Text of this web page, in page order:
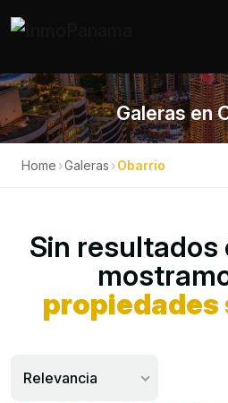
Galeras en
Home ›Galeras ›Obarrio
Sin resultados
propiedades
Relevancia